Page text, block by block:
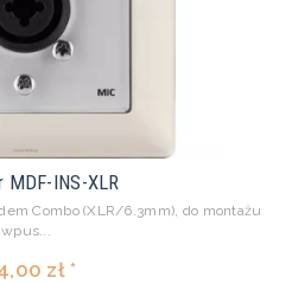
MDF-INS-XLR
Combo (XLR/6.3mm), do montażu
wpus...
zł *